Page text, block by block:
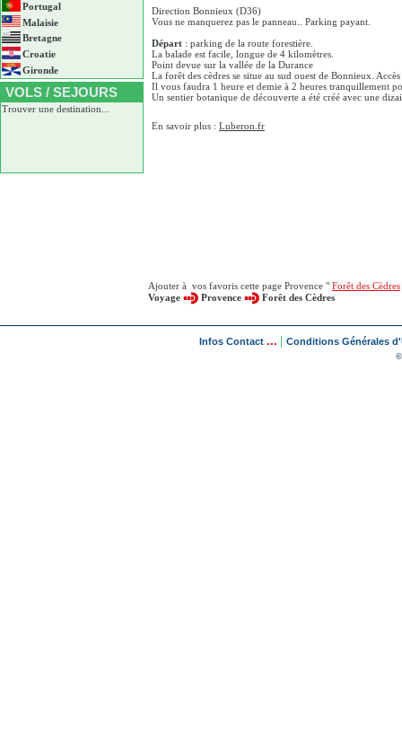
Portugal
Malaisie
Bretagne
Croatie
Gironde
VOLS / SEJOURS
Trouver une destination...
Direction Bonnieux (D36)
Vous ne manquerez pas le panneau.. Parking payant.
Départ : parking de la route forestière.
La balade est facile, longue de 4 kilomètres.
Point devue sur la vallée de la Durance
La forêt des cèdres se situe au sud ouest de Bonnieux.
Il vous faudra 1 heure et demie à 2 heures tranquillement
Un sentier botanique de découverte a été créé avec une
En savoir plus : Luberon.fr
Ajouter à vos favoris cette page Provence " Forêt des Cèdres
Voyage
Provence Forêt des Cèdres
Infos Contact ... Conditions Générales
©